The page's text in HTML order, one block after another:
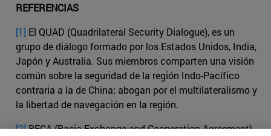
REFERENCIAS
[1] El QUAD (Quadrilateral Security Dialogue), es un
grupo de diálogo formado por los Estados Unidos, India,
Japón y Australia. Sus miembros comparten una visión
común sobre la seguridad de la región Indo-Pacífico
contraria a la de China; abogan por el multilateralismo y
la libertad de navegación en la región.
[2]BECA (Basic Exchange and Cooperation Agreement).